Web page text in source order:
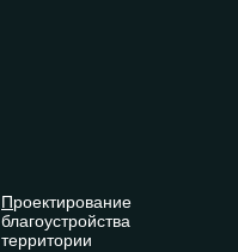
Проектирование
благоустройства
территории